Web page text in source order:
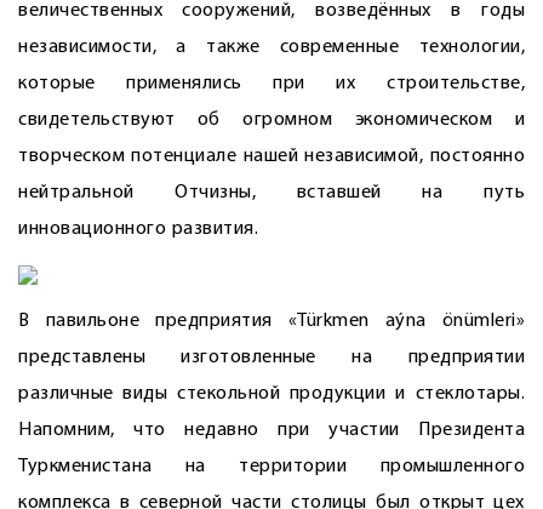
величественных сооружений, возведённых в годы
независимости, а также современные технологии,
которые применялись при их строительстве,
свидетельствуют об огромном экономическом и
творческом потенциале нашей независимой, постоянно
нейтральной Отчизны, вставшей на путь
инновационного развития.
В павильоне предприятия «Türkmen aýna önümleri»
представлены изготовленные на предприятии
различные виды стекольной продукции и стеклотары.
Напомним, что недавно при участии Президента
Туркменистана на территории промышленного
комплекса в северной части столицы был открыт цех